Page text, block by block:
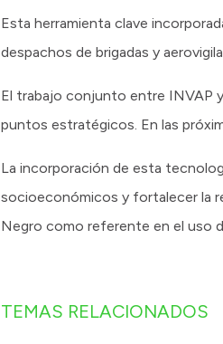
Esta herramienta clave
despachos de brigadas y
El trabajo conjunto entre INVAP
puntos estratégicos. En las
La incorporación de esta
socioeconómicos y fortalecer la
Negro como referente en el uso
TEMAS RELACIONADOS